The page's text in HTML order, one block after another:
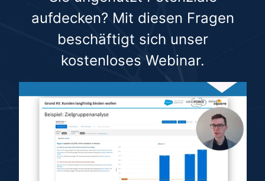
aufdecken? Mit diesen Fragen
beschäftigt sich unser
kostenloses Webinar.